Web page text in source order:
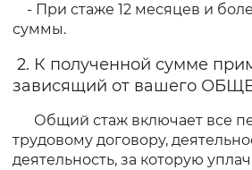
- При стаже 12 месяцев и
суммы.
2. К полученной сумме
зависящий от вашего
Общий стаж включает все
трудовому договору,
деятельность, за которую